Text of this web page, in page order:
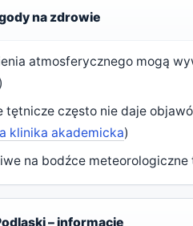
na zdrowie
atmosferycznego mogą
)
tętnicze często nie daje
klinika akademicka)
na bodźce
– informacje